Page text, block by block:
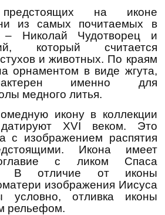
на иконе
из самых почитаемых в
– Николай Чудотворец и
который считается
и животных. По краям
орнаментом в виде жгута,
именно для
медного литья.
икону в коллекции
датируют XVI веком. Это
с изображением распятия
Икона имеет
с ликом Спаса
В отличие от иконы
изображения Иисуса
отливка иконы
рельефом.